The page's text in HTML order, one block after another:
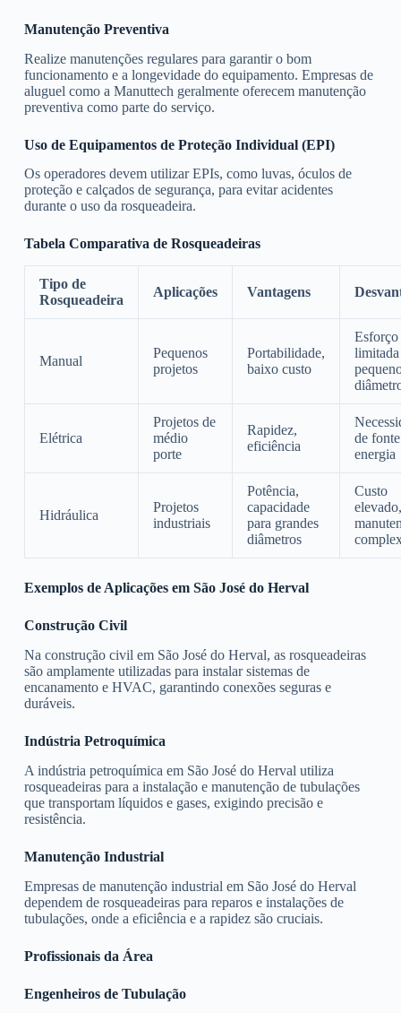
Manutenção Preventiva
Realize manutenções regulares para garantir o bom
funcionamento e a longevidade do equipamento. Empresas de
aluguel como a Manuttech geralmente oferecem manutenção
preventiva como parte do serviço.
Uso de Equipamentos de Proteção Individual (EPI)
Os operadores devem utilizar EPIs, como luvas, óculos de
proteção e calçados de segurança, para evitar acidentes
durante o uso da rosqueadeira.
Tabela Comparativa de Rosqueadeiras
Tipo de
Rosqueadeira
Aplicações Vantagens
Manual
Pequenos
projetos
Portabilidade,
baixo custo
limitada
Elétrica
Projetos de
médio
porte
Rapidez,
eficiência
de
energia
Hidráulica
Projetos
industriais
Potência,
capacidade
para grandes
diâmetros
Custo
elevado,
Exemplos de Aplicações em São José do Herval
Construção Civil
Na construção civil em São José do Herval, as rosqueadeiras
são amplamente utilizadas para instalar sistemas de
encanamento e HVAC, garantindo conexões seguras e
duráveis.
Indústria Petroquímica
A indústria petroquímica em São José do Herval utiliza
rosqueadeiras para a instalação e manutenção de tubulações
que transportam líquidos e gases, exigindo precisão e
resistência.
Manutenção Industrial
Empresas de manutenção industrial em São José do Herval
dependem de rosqueadeiras para reparos e instalações de
tubulações, onde a eficiência e a rapidez são cruciais.
Profissionais da Área
Engenheiros de Tubulação